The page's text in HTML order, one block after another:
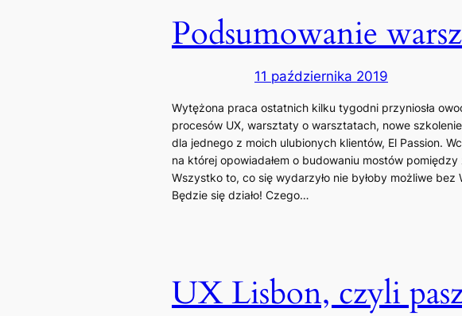
Podsumowanie
11 października 2019
Wytężona praca ostatnich kilku tygodni przyniosła
procesów UX, warsztaty o warsztatach, nowe
dla jednego z moich ulubionych klientów, El Passion.
na której opowiadałem o budowaniu mostów
Wszystko to, co się wydarzyło nie byłoby możliwe
Będzie się działo! Czego…
UX Lisbon, czyli